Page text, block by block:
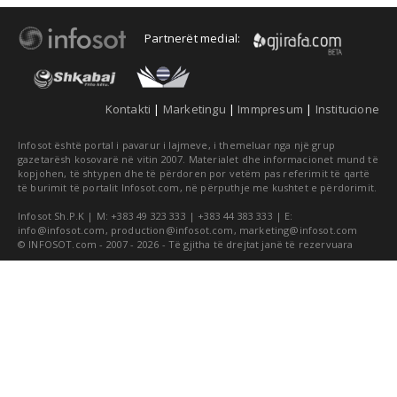
Partnerët medial:
Kontakti | Marketingu | Immpresum | Institucione
Infosot është portal i pavarur i lajmeve, i themeluar nga një grup
gazetarësh kosovarë në vitin 2007. Materialet dhe informacionet mund të
kopjohen, të shtypen dhe të përdoren por vetëm pas referimit të qartë
të burimit të portalit Infosot.com, në përputhje me kushtet e përdorimit.
Infosot Sh.P.K | M: +383 49 323 333 | +383 44 383 333 | E:
info@infosot.com , production@infosot.com , marketing@infosot.com
© INFOSOT.com - 2007 - 2026 - Të gjitha të drejtat janë të rezervuara